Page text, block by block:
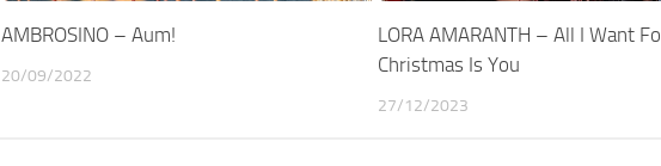
AMBROSINO – Aum!
20/09/2022
LORA AMARANTH – All I Want
Christmas Is You
27/12/2023